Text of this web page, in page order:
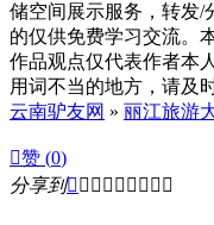
储空间展示服务，转发/
的仅供免费学习交流。
作品观点仅代表作者本
用词不当的地方，请及
云南驴友网 » 丽江旅游
赞 (0)
分享到        